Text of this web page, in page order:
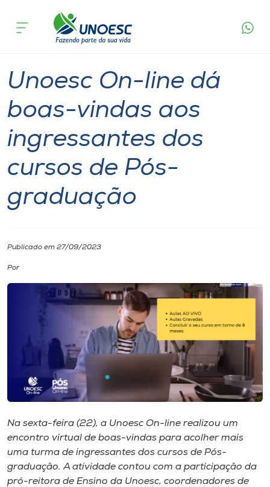
Cursos
Pesquisa
Atendimento ao Estudante
Portal de Ensino
A
Internacionalização
Diplomados
Cultura
CPA
Biblioteca
Editora
acontece
Especialização
Unoesc On-line dá
boas-vindas aos
ingressantes dos
cursos de Pós-
graduação
Publicado em 27/09/2023
Por
Na sexta-feira (22), a Unoesc On-line realizou um
encontro virtual de boas-vindas para acolher mais
uma turma de ingressantes dos cursos de Pós-
graduação. A atividade contou com a participação da
pró-reitora de Ensino da Unoesc, coordenadores de